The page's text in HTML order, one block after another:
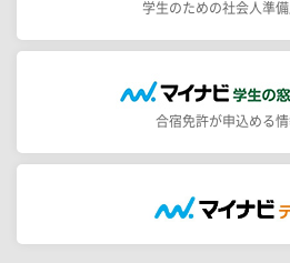
学生のための社会人準
合宿免許が申込める